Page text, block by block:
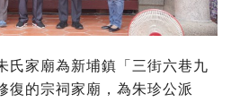
氏家廟為新埔鎮「三街六巷九
復的宗祠家廟，為朱珍公派